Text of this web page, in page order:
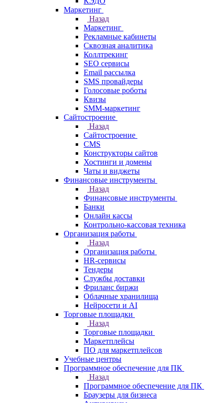
Маркетинг
Назад
Маркетинг
Рекламные кабинеты
Cквозная аналитика
Коллтрекинг
SEO сервисы
Email расcылка
SMS провайдеры
Голосовые роботы
Квизы
SMM-маркетинг
Сайтостроение
Назад
Сайтостроение
CMS
Конструкторы сайтов
Хостинги и домены
Чаты и виджеты
Финансовые инструменты
Назад
Финансовые инструменты
Банки
Онлайн кассы
Контрольно-кассовая техника
Организация работы
Назад
Организация работы
HR-сервисы
Тендеры
Службы доставки
Фриланс биржи
Облачные хранилища
Нейросети и AI
Торговые площадки
Назад
Торговые площадки
Маркетплейсы
ПО для маркетплейсов
Учебные центры
Программное обеспечение для ПК
Назад
Программное обеспечение для ПК
Браузеры для бизнеса